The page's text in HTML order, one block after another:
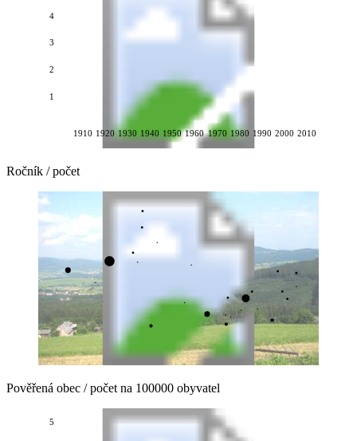
1910 1920 1930 1940 1950 1960 1970 1980 1990 2000 2010
1
2
3
4
Ročník / počet
Pověřená obec / počet na 100000 obyvatel
5